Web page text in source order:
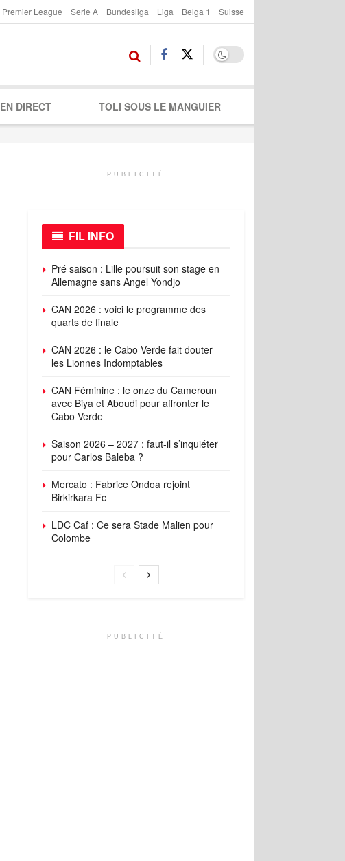
Premier League Serie A Bundesliga Liga Belga 1 Suisse
EN DIRECT TOLI SOUS LE MANGUIER
PUBLICITÉ
FIL INFO
Pré saison : Lille poursuit son stage en
Allemagne sans Angel Yondjo
CAN 2026 : voici le programme des
quarts de finale
CAN 2026 : le Cabo Verde fait douter
les Lionnes Indomptables
CAN Féminine : le onze du Cameroun
avec Biya et Aboudi pour affronter le
Cabo Verde
Saison 2026 – 2027 : faut-il s’inquiéter
pour Carlos Baleba ?
Mercato : Fabrice Ondoa rejoint
Birkirkara Fc
LDC Caf : Ce sera Stade Malien pour
Colombe
PUBLICITÉ